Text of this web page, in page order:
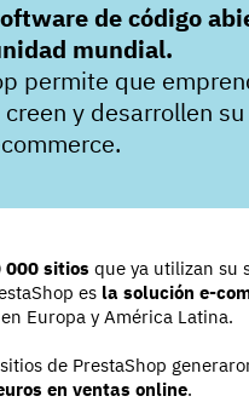
de código
mundial.
permite que
y desarrollen
000 sitios que ya utilizan su
es la solución e-
en Europa y América Latina.
de PrestaShop
en ventas online.